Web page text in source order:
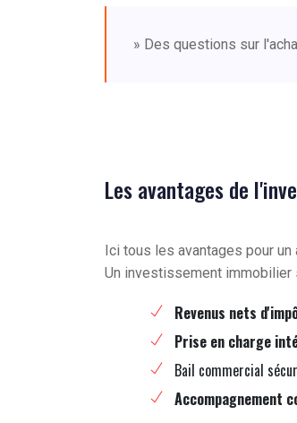
» Des questions sur
Les avantages de
Ici tous les avantages pour
Un investissement immobilier
Revenus nets
Prise en charge
Bail commercial
Accompagnement